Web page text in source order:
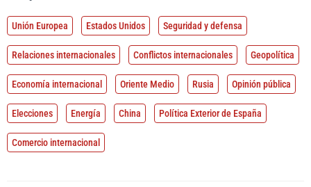
Unión Europea Estados Unidos Seguridad y defensa
Relaciones internacionales Conflictos internacionales Geopolítica
Economía internacional Oriente Medio Rusia Opinión pública
Elecciones Energía China Política Exterior de España
Comercio internacional